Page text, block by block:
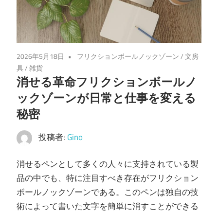
2026年5月18日 フリクションボールノックゾーン/文房
具/雑貨
消せる革命フリクションボールノ
ックゾーンが日常と仕事を変える
秘密
投稿者: Gino
消せるペンとして多くの人々に支持されている製
品の中でも、特に注目すべき存在がフリクション
ボールノックゾーンである。 このペンは独自の技
術によって書いた文字を簡単に消すことができる